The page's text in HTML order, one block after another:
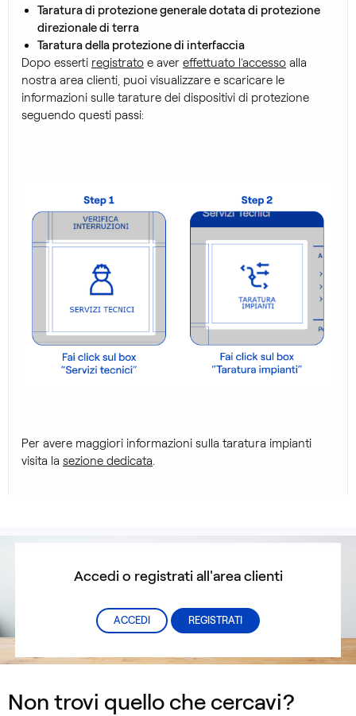
Taratura di protezione generale dotata di protezione
direzionale di terra
Taratura della protezione di interfaccia
Dopo esserti registrato e aver effettuato l’accesso alla
nostra area clienti, puoi visualizzare e scaricare le
informazioni sulle tarature dei dispositivi di protezione
seguendo questi passi:​
Per avere maggiori informazioni sulla taratura impianti
visita la sezione dedicata.
Accedi o registrati all'area clienti
ACCEDI REGISTRATI
Non trovi quello che cercavi?